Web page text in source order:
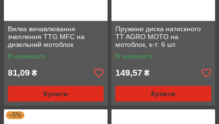
Вилка вичавлювання
зчеплення TTG MFC на
дизельний мотоблок
В наявності
81,09 ₴
Купити
Пружини диска натискного
TT AGRO MOTO на
мотоблок, к-т: 6 шт.
В наявності
149,57 ₴
Купити
–5%